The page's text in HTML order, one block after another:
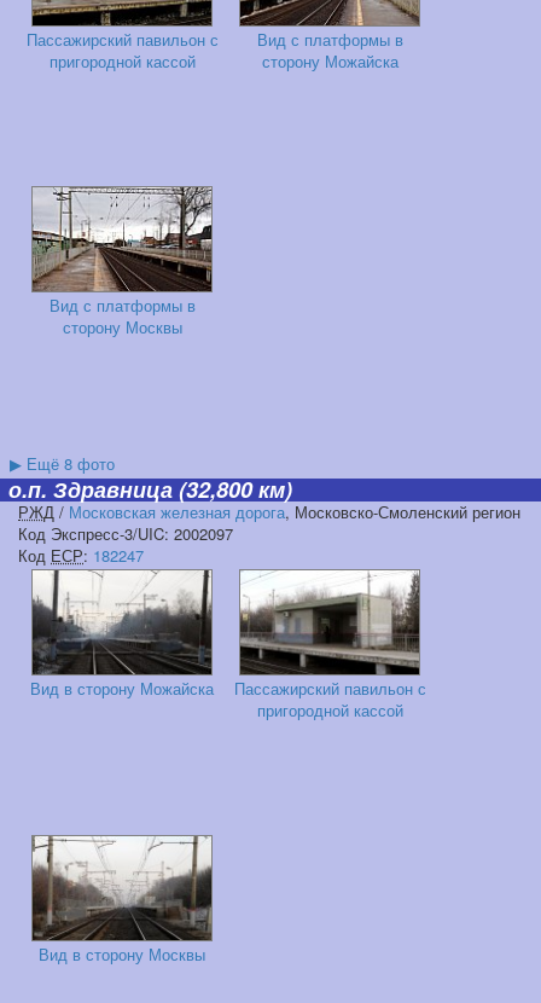
Пассажирский павильон с
пригородной кассой
Вид с платформы в
сторону Можайска
Вид с платформы в
сторону Москвы
▶ Ещё 8 фото
о.п. Здравница(32,800 км)
РЖД / Московская железная дорога, Московско-Смоленский регион
Код Экспресс-3/UIC: 2002097
Код ЕСР: 182247
Вид в сторону Можайска
Пассажирский павильон с
пригородной кассой
Вид в сторону Москвы